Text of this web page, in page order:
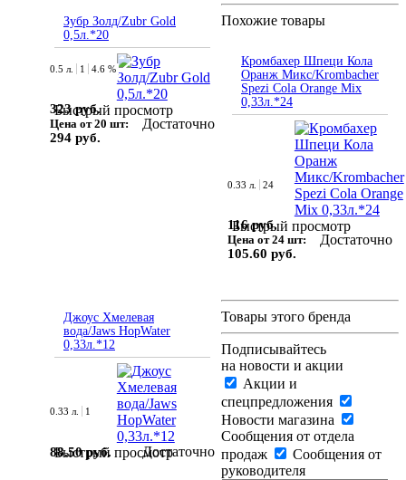
Зубр Золд/Zubr Gold
0,5л.*20
Быстрый просмотр
0.5 л. 1 4.6 %
323 руб.
Цена от 20 шт:
294 руб.
Достаточно
Похожие товары
Кромбахер Шпеци Кола
Оранж Микс/Krombacher
Spezi Cola Orange Mix
0,33л.*24
Быстрый просмотр
0.33 л. 24
116 руб.
Цена от 24 шт:
105.60 руб.
Достаточно
Джоус Хмелевая
вода/Jaws HopWater
0,33л.*12
Быстрый просмотр
0.33 л. 1
88.50 руб. Достаточно
Товары этого бренда
Подписывайтесь
на новости и акции
Акции и
спецпредложения
Новости магазина
Сообщения от отдела
продаж
Сообщения от
руководителя